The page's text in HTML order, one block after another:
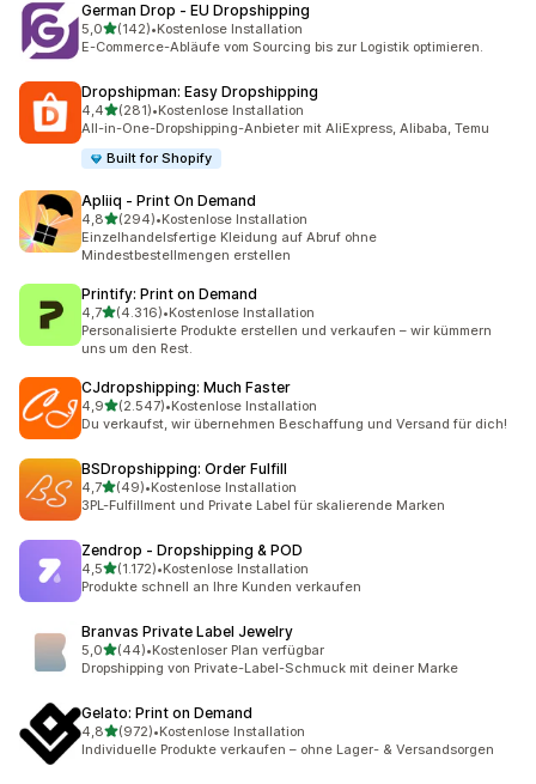
German Drop ‑ EU Dropshipping
5,0von 5 Sternen
(142)
142 Rezensionen insgesamt
•Kostenlose Installation
E-Commerce-Abläufe vom Sourcing bis zur Logistik optimieren.
Dropshipman: Easy Dropshipping
4,4von 5 Sternen
(281)
281 Rezensionen insgesamt
•Kostenlose Installation
All-in-One-Dropshipping-Anbieter mit AliExpress, Alibaba, Temu
Built for Shopify
Apliiq ‑ Print On Demand
4,8von 5 Sternen
(294)
294 Rezensionen insgesamt
•Kostenlose Installation
Einzelhandelsfertige Kleidung auf Abruf ohne
Mindestbestellmengen erstellen
Printify: Print on Demand
4,7von 5 Sternen
(4.316)
4316 Rezensionen insgesamt
•Kostenlose Installation
Personalisierte Produkte erstellen und verkaufen – wir kümmern
uns um den Rest.
CJdropshipping: Much Faster
4,9von 5 Sternen
(2.547)
2547 Rezensionen insgesamt
•Kostenlose Installation
Du verkaufst, wir übernehmen Beschaffung und Versand für dich!
BSDropshipping: Order Fulfill
4,7von 5 Sternen
(49)
49 Rezensionen insgesamt
•Kostenlose Installation
3PL-Fulfillment und Private Label für skalierende Marken
Zendrop ‑ Dropshipping & POD
4,5von 5 Sternen
(1.172)
1172 Rezensionen insgesamt
•Kostenlose Installation
Produkte schnell an Ihre Kunden verkaufen
Branvas Private Label Jewelry
5,0von 5 Sternen
(44)
44 Rezensionen insgesamt
•Kostenloser Plan verfügbar
Dropshipping von Private-Label-Schmuck mit deiner Marke
Gelato: Print on Demand
4,8von 5 Sternen
(972)
972 Rezensionen insgesamt
•Kostenlose Installation
Individuelle Produkte verkaufen – ohne Lager- & Versandsorgen